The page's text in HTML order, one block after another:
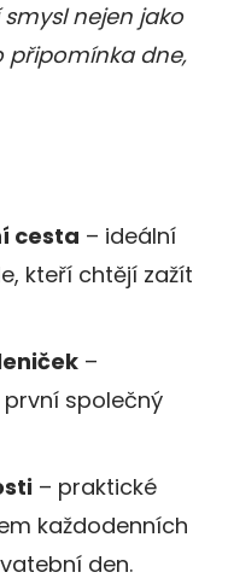
nejen jako
připomínka dne,
cesta – ideální
kteří chtějí zažít
–
společný
– praktické
každodenních
den.